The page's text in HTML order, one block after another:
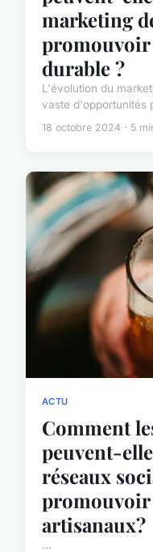
marketing
promouvoir
durable ?
L'évolution du
vaste d'opportunités
18 octobre 2024 · 5
ACTU
Comment
peuvent-
réseaux
artisanaux?
...